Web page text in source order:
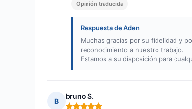
Opinión traducida
Respuesta de Aden
Muchas gracias por su fidelidad y
reconocimiento a nuestro trabajo.
Estamos a su disposición para
B
bruno S.